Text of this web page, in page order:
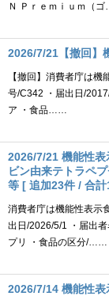
Ｎ Ｐｒｅｍｉｕｍ（
2026/7/21【撤回】
【撤回】消費者庁は
号/C342 ・届出日/
ア ・食品……
2026/7/21 機能性
ビン由来テトラペ
等 [ 追加23件 / 合
消費者庁は機能性表示
出日/2026/5/1 ・届出
プリ ・食品の区分/……
2026/7/14 機能性